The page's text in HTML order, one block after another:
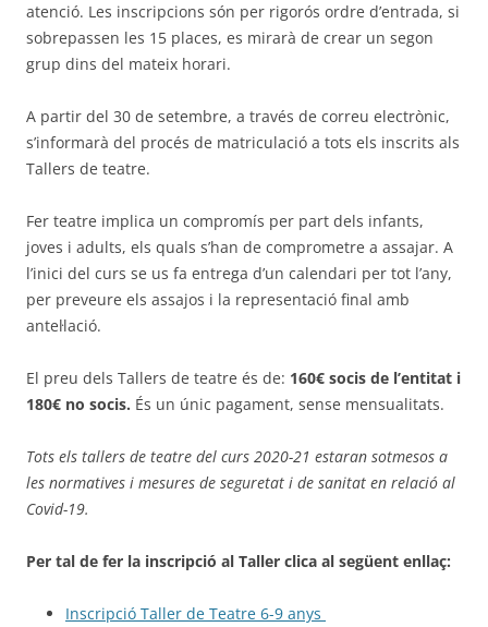
atenció. Les inscripcions són per rigorós ordre d’entrada, si
sobrepassen les 15 places, es mirarà de crear un segon
grup dins del mateix horari.
A partir del 30 de setembre, a través de correu electrònic,
s’informarà del procés de matriculació a tots els inscrits als
Tallers de teatre.
Fer teatre implica un compromís per part dels infants,
joves i adults, els quals s’han de comprometre a assajar. A
l’inici del curs se us fa entrega d’un calendari per tot l’any,
per preveure els assajos i la representació final amb
antel·lació.
El preu dels Tallers de teatre és de: 160€ socis de l’entitat i
180€ no socis. És un únic pagament, sense mensualitats.
Tots els tallers de teatre del curs 2020-21 estaran sotmesos a
les normatives i mesures de seguretat i de sanitat en relació al
Covid-19.
Per tal de fer la inscripció al Taller clica al següent enllaç:
Inscripció Taller de Teatre 6-9 anys